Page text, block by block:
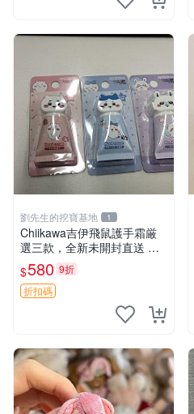
劉先生的挖寶基地 1
Chiikawa吉伊飛鼠護手霜厳
選三款，全新未開封直送 飛
鼠 護手霜 吉伊三款 新貨
$580 9折
折扣碼